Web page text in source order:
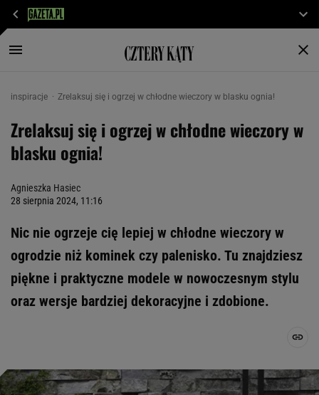
inspiracje Zrelaksuj się i ogrzej w chłodne wieczory w blasku ognia!
Zrelaksuj się i ogrzej w chłodne wieczory w
blasku ognia!
Agnieszka Hasiec
28 sierpnia 2024, 11:16
Nic nie ogrzeje cię lepiej w chłodne wieczory w
ogrodzie niż kominek czy palenisko. Tu znajdziesz
piękne i praktyczne modele w nowoczesnym stylu
oraz wersje bardziej dekoracyjne i zdobione.